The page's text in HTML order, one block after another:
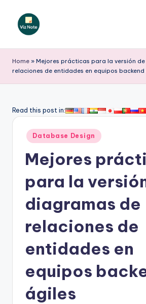
Saltar
iz
N
t
ni
Home » Mejores prácticas para la versión
relaciones de entidades en equipos backend
Read this post in:
Publicado
en
Database Design
Mejores
para la
diagramas de
relaciones de
entidades en
equipos
ágiles